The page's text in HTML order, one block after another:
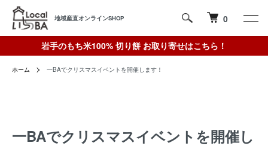
地域産直オンラインSHOP 0
岩手のもち米100% 切り餅 お取り寄せはこちら！
ホーム 一BAでクリスマスイベントを開催します！
一BAでクリスマスイベントを開催し